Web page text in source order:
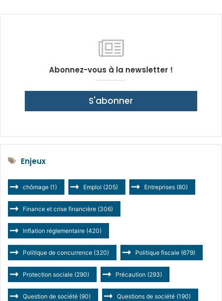
Abonnez-vous à la newsletter !
S'abonner
Enjeux
chômage (1) Emploi (205) Entreprises (80)
Finance et crise financière (306)
Inflation réglementaire (420)
Politique de concurrence (320) Politique fiscale (679)
Protection sociale (290) Précaution (293)
Question de société (90) Questions de société (190)